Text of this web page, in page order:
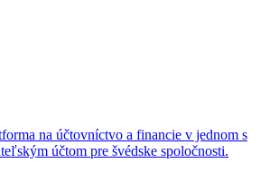
na účtovníctvo a financie v jednom s
účtom pre švédske spoločnosti.